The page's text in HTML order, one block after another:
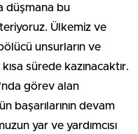
düşmana bu
Ülkemiz ve
unsurların ve
sürede kazınacaktır.
görev alan
başarılarının devam
yar ve yardımcısı